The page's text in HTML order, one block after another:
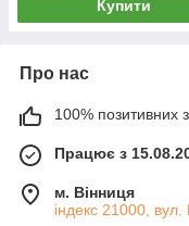
Купити
Про нас
100% позитивних з
Працює з
м. Вінниця
індекс 21000,